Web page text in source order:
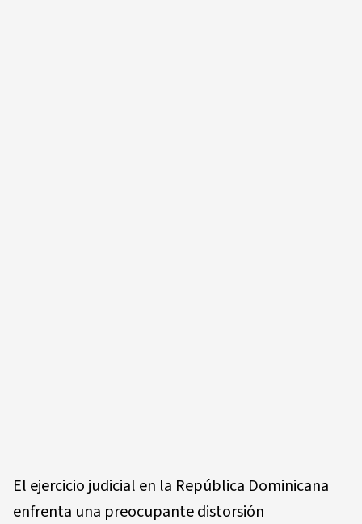
El ejercicio judicial en la República Dominicana
enfrenta una preocupante distorsión